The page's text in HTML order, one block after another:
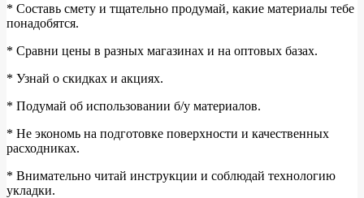
* Составь смету и тщательно продумай, какие материалы тебе
понадобятся.
* Сравни цены в разных магазинах и на оптовых базах.
* Узнай о скидках и акциях.
* Подумай об использовании б/у материалов.
* Не экономь на подготовке поверхности и качественных
расходниках.
* Внимательно читай инструкции и соблюдай технологию
укладки.